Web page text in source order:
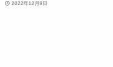
2022年12月9日